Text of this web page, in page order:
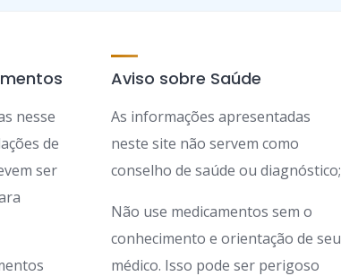
nesse
de
ser
Aviso sobre Saúde
As informações apresentadas
neste site não servem como
conselho de saúde ou diagnóstico;
Não use medicamentos sem o
conhecimento e orientação de seu
médico. Isso pode ser perigoso